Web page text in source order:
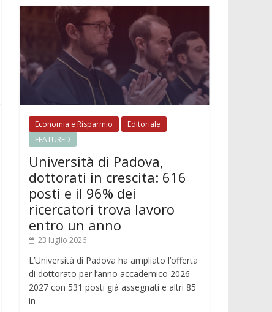
Economia e Risparmio
Editoriale
FEATURED
Università di Padova,
dottorati in crescita: 616
posti e il 96% dei
ricercatori trova lavoro
entro un anno
23 luglio 2026
L’Università di Padova ha ampliato l’offerta
di dottorato per l’anno accademico 2026-
2027 con 531 posti già assegnati e altri 85
in